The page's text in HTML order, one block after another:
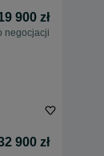
900 zł
negocjacji
900 zł